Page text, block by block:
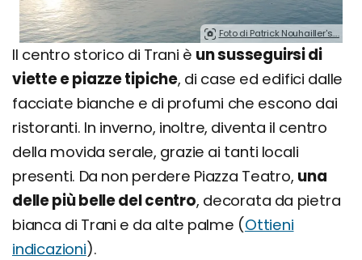
Foto di Patrick Nouhailler's….
Il centro storico di Trani è un susseguirsi di
viette e piazze tipiche, di case ed edifici dalle
facciate bianche e di profumi che escono dai
ristoranti. In inverno, inoltre, diventa il centro
della movida serale, grazie ai tanti locali
presenti. Da non perdere Piazza Teatro, una
delle più belle del centro, decorata da pietra
bianca di Trani e da alte palme (Ottieni
indicazioni).